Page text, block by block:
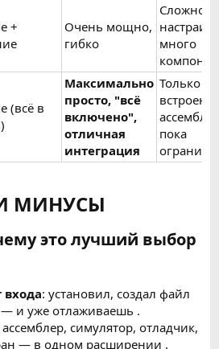
+
Очень мощно,
гибко
Сложно
много
(всё в
Максимально
просто, "всё
включено",
отличная
интеграция
Только
пока
МИНУСЫ
это лучший выбор
входа: установил, создал файл
— и уже отлаживаешь .
ассемблер, симулятор, отладчик,
— в одном расширении .